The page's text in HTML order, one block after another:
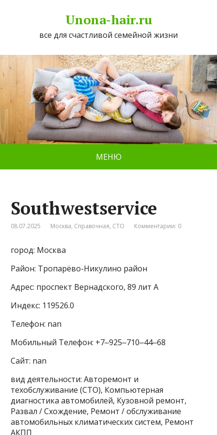
Unona-hair.ru
все для счастливой семейной жизни
МЕНЮ
Southwestservice
08.07.2025 Москва, Справочная, СТО Комментарии: 0
город: Москва
Район: Тропарёво-Никулино район
Адрес: проспект Вернадского, 89 лит А
Индекс: 119526.0
Телефон: nan
Мобильный Телефон: +7‒925‒710‒44‒68
Сайт: nan
вид деятельности: Авторемонт и
техобслуживание (СТО), Компьютерная
диагностика автомобилей, Кузовной ремонт,
Развал / Схождение, Ремонт / обслуживание
автомобильных климатических систем, Ремонт
АКПП